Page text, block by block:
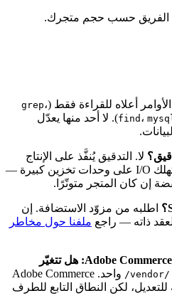
الفريق حسب حجم متجرك.
أعلاه للقراءة فقط ( grep،
find ،
). لا أحد منها يعدّل
لا. التدقيق يُنفَّذ على الإنتاج
قد تستهلك I/O على وحدات تخزين كبيرة —
إن كان المتجر متوتّرًا.
اطلبه من مزوّد الاستضافة. إن
ذاته — راجعملفنا حول مخاطر
Magento Open Source مقابل Adobe Commerce: هل تتغيّر
واحد. Adobe Commerce
لكن النطاق التابع للطرف